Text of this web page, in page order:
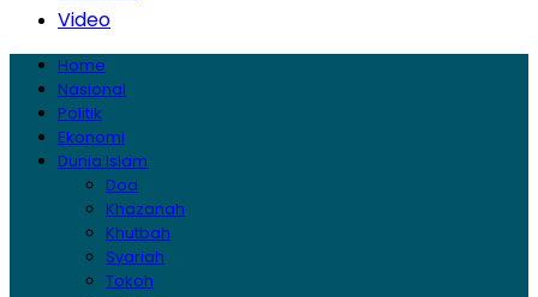
Video
Home
Nasional
Politik
Ekonomi
Dunia Islam
Doa
Khazanah
Khutbah
Syariah
Tokoh